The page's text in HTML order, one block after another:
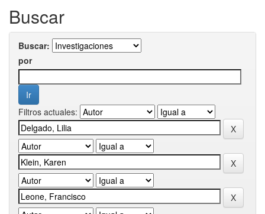
Buscar
Buscar:
por
Filtros actuales: